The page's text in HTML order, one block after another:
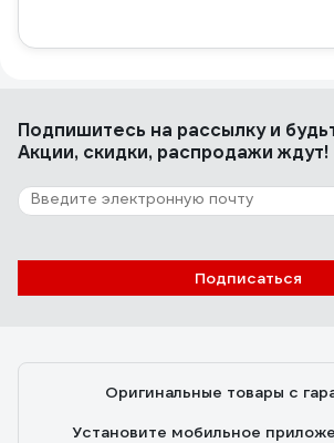
Подпишитесь на рассылкуи
Акции, скидки, распродажи ждут!
Подписаться
Оригинальные товары с
Установите мобильное